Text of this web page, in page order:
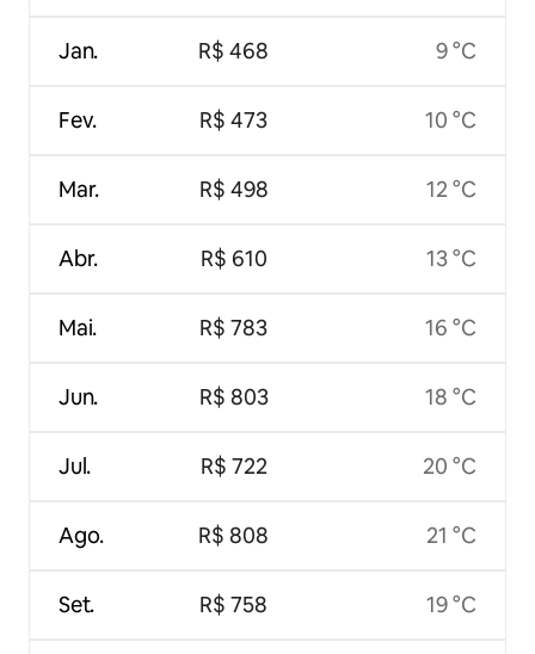
Jan.
Fev.
Mar.
Abr.
Mai.
Jun.
Jul.
Ago.
Set.
R$ 468
R$ 473
R$ 498
R$ 610
R$ 783
R$ 803
R$ 722
R$ 808
R$ 758
9 °C
10 °C
12 °C
13 °C
16 °C
18 °C
20 °C
21 °C
19 °C